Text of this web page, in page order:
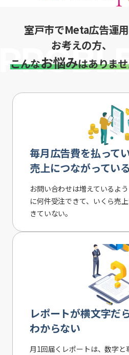
室戸市でMeta広告運
お考えの方、
こんなお悩みはありま
毎月広告費を払ってい
売上につながってい
お問い合わせは増えているよ
に何件受注できて、いくら売
きていない。
レポートが横文字だ
わからない
月1回届くレポートは、数字と